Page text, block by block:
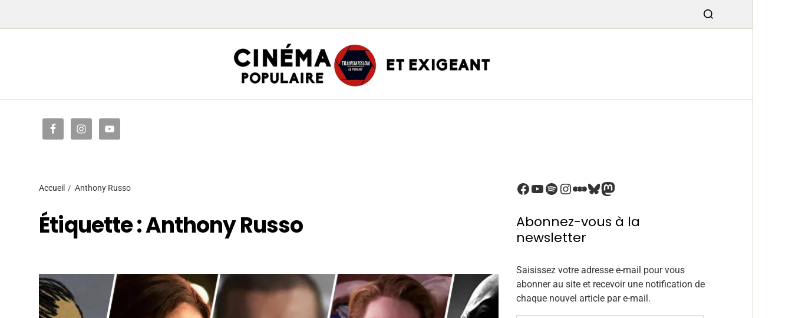
TRANSMISSIO
Accueil Anthony Russo
Étiquette :Anthony Russo
Abonnez-vous à la
newsletter
Saisissez votre adresse e-mail pour vous
abonner au site et recevoir une notification de
chaque nouvel article par e-mail.